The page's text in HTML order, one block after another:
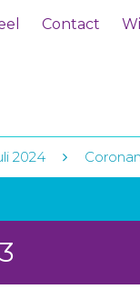
Contact
2024